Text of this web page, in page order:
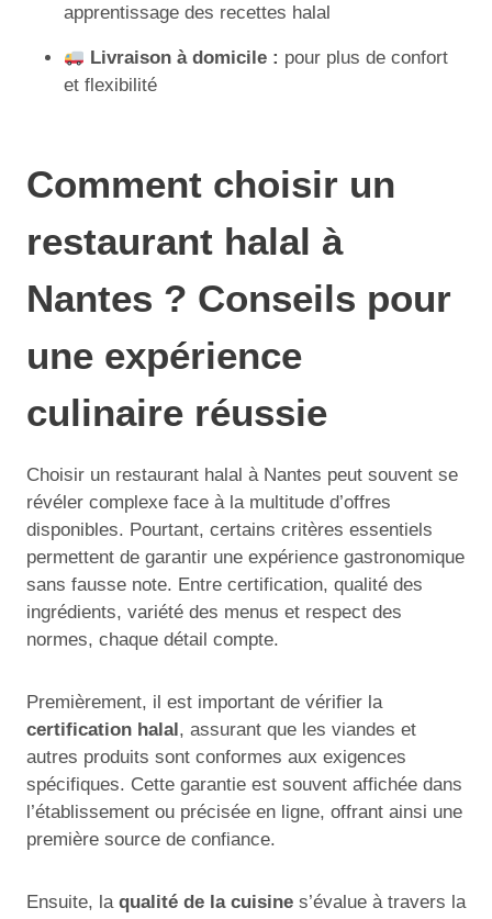
apprentissage des recettes halal
Livraison à domicile : pour plus de confort
et flexibilité
Comment choisir un
restaurant halal à
Nantes ? Conseils pour
une expérience
culinaire réussie
Choisir un restaurant halal à Nantes peut souvent se
révéler complexe face à la multitude d’offres
disponibles. Pourtant, certains critères essentiels
permettent de garantir une expérience gastronomique
sans fausse note. Entre certification, qualité des
ingrédients, variété des menus et respect des
normes, chaque détail compte.
Premièrement, il est important de vérifier la
certification halal, assurant que les viandes et
autres produits sont conformes aux exigences
spécifiques. Cette garantie est souvent affichée dans
l’établissement ou précisée en ligne, offrant ainsi une
première source de confiance.
Ensuite, la qualité de la cuisine s’évalue à travers la